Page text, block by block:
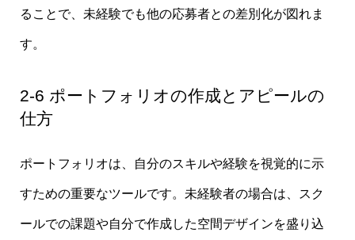
ることで、未経験でも他の応募者との差別化が図れま
す。
2-6 ポートフォリオの作成とアピールの
仕方
ポートフォリオは、自分のスキルや経験を視覚的に示
すための重要なツールです。未経験者の場合は、スク
ールでの課題や自分で作成した空間デザインを盛り込